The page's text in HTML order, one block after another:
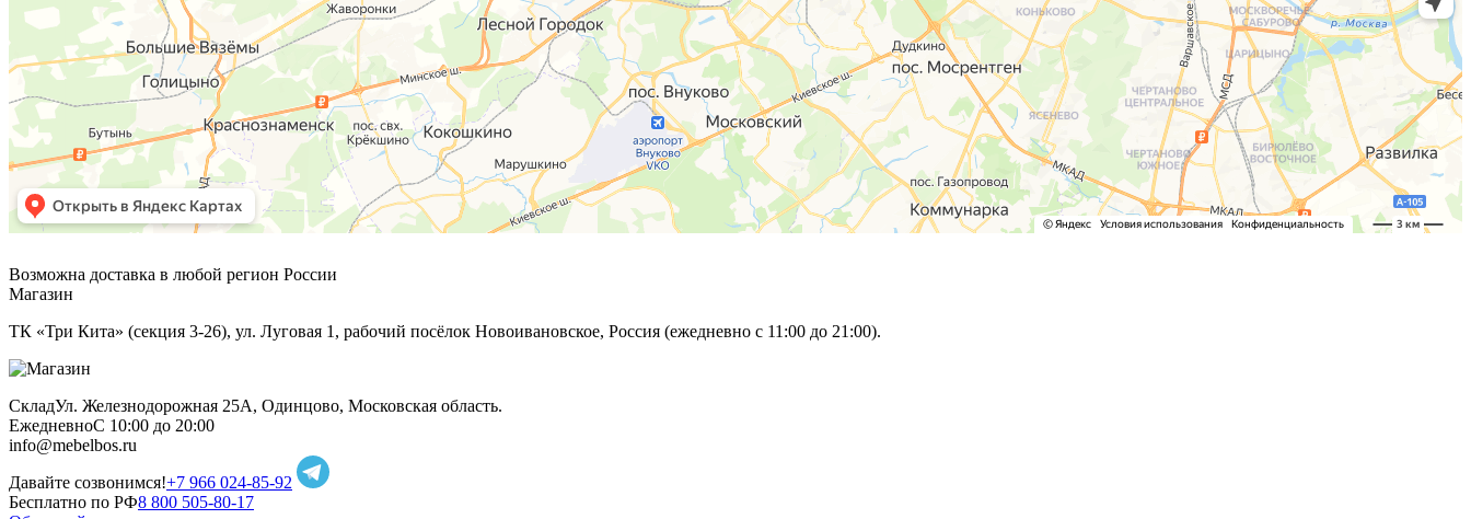
Возможна доставка в любой регион России
Магазин
ТК «Три Кита» (секция 3-26), ул. Луговая 1, рабочий посёлок Новоивановское, Россия (ежедневно с 11:00 до 21:00).
СкладУл. Железнодорожная 25А, Одинцово, Московская область.
ЕжедневноС 10:00 до 20:00
info@mebelbos.ru
Давайте созвонимся!+7 966 024-85-92
Бесплатно по РФ8 800 505-80-17